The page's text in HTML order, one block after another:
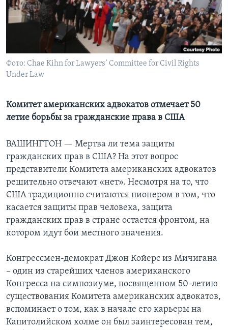
Learning English
СОЦИАЛЬНЫЕ СЕТИ
Фото: Chae Kihn for Lawyers’ Committee for Civil Rights
Under Law
Комитет американских адвокатов отмечает 50
летие борьбы за гражданские права в США
ВАШИНГТОН — Мертва ли тема защиты
гражданских прав в США? На этот вопрос
представители Комитета американских адвокатов
решительно отвечают «нет». Несмотря на то, что
США традиционно считаются пионером в том, что
касается защиты прав человека, защита
гражданских прав в стране остается фронтом, на
котором идут бои местного значения.
Конгрессмен-демократ Джон Койерс из Мичигана
– один из старейших членов американского
Конгресса на симпозиуме, посвященном 50-летию
существования Комитета американских адвокатов,
вспоминает о том, как в начале его карьеры на
Капитолийском холме он был заинтересован тем,